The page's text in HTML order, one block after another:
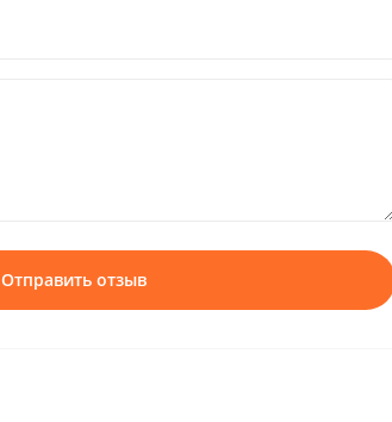
Отправить отзыв